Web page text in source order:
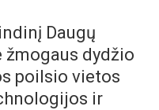
Daugų
dydžio
poilsio vietos
ir